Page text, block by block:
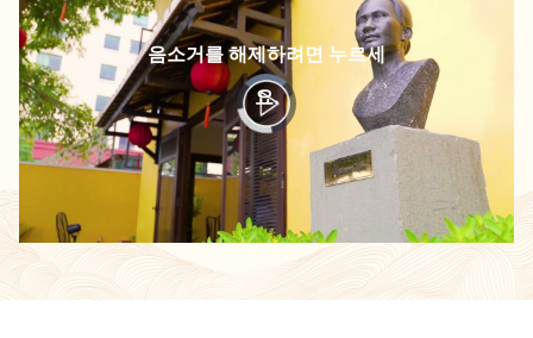
Video
Player
is
loading.
음소거를 해제하려면 누르세
요.